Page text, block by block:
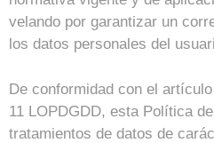
velando por garantizar un
los datos personales del
De conformidad con el
11 LOPDGDD, esta Política
tratamientos de datos de